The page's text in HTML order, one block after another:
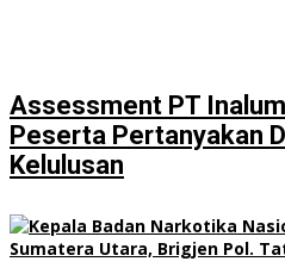
Assessment PT
Peserta Pertanyakan
Kelulusan